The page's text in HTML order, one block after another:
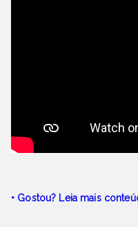
• Gostou? Leia mais